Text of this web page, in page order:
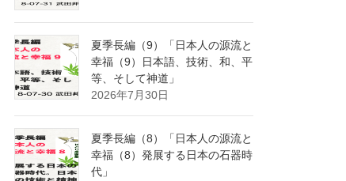
夏季長編（9）「日本人の源流と
幸福（9）日本語、技術、和、平
等、そして神道」
2026年7月30日
夏季長編（8）「日本人の源流と
幸福（8）発展する日本の石器時
代」